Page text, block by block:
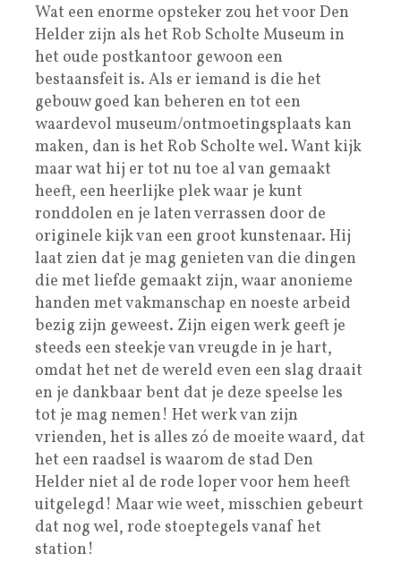
Wat een enorme opsteker zou het voor Den
Helder zijn als het Rob Scholte Museum in
het oude postkantoor gewoon een
bestaansfeit is. Als er iemand is die het
gebouw goed kan beheren en tot een
waardevol museum/ontmoetingsplaats kan
maken, dan is het Rob Scholte wel. Want kijk
maar wat hij er tot nu toe al van gemaakt
heeft, een heerlijke plek waar je kunt
ronddolen en je laten verrassen door de
originele kijk van een groot kunstenaar. Hij
laat zien dat je mag genieten van die dingen
die met liefde gemaakt zijn, waar anonieme
handen met vakmanschap en noeste arbeid
bezig zijn geweest. Zijn eigen werk geeft je
steeds een steekje van vreugde in je hart,
omdat het net de wereld even een slag draait
en je dankbaar bent dat je deze speelse les
tot je mag nemen! Het werk van zijn
vrienden, het is alles zó de moeite waard, dat
het een raadsel is waarom de stad Den
Helder niet al de rode loper voor hem heeft
uitgelegd! Maar wie weet, misschien gebeurt
dat nog wel, rode stoeptegels vanaf het
station!